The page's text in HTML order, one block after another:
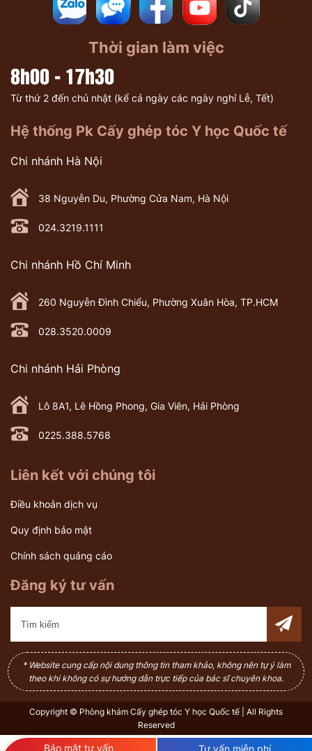
Thời gian làm việc
8h00 - 17h30
Từ thứ 2 đến chủ nhật (kể cả ngày các ngày nghỉ Lễ, Tết)
Hệ thống Pk Cấy ghép tóc Y học Quốc tế
Chi nhánh Hà Nội
38 Nguyễn Du, Phường Cửa Nam, Hà Nội
024.3219.1111
Chi nhánh Hồ Chí Minh
260 Nguyễn Đình Chiểu, Phường Xuân Hòa, TP.HCM
028.3520.0009
Chi nhánh Hải Phòng
Lô 8A1, Lê Hồng Phong, Gia Viên, Hải Phòng
0225.388.5768
Liên kết với chúng tôi
Điều khoản dịch vụ
Quy định bảo mật
Chính sách quảng cáo
Đăng ký tư vấn
* Website cung cấp nội dung thông tin tham khảo, không nên tự ý làm
theo khi không có sự hướng dẫn trực tiếp của bác sĩ chuyên khoa.
Copyright © Phòng khám Cấy ghép tóc Y học Quốc tế | All Rights
Reserved
Bảo mật tư vấn Tư vấn miễn phí